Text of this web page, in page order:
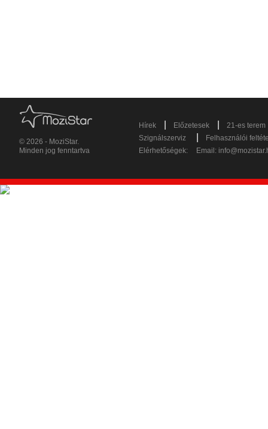
© 2026 - MoziStar.
Minden jog fenntartva
Hírek Előzetesek
21-es terem
Szignálszerviz
Felhasználói
Elérhetőségek:
Email: